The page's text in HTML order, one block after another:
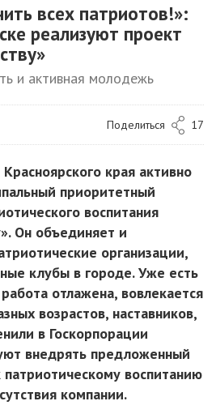
всех патриотов!»:
реализуют проект
и активная молодежь
Поделиться 17
края активно
приоритетный
воспитания
Он объединяет и
организации,
клубы в городе. Уже есть
отлажена, вовлекается
возрастов, наставников,
в Госкорпорации
внедрять предложенный
воспитанию
компании.